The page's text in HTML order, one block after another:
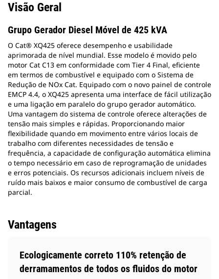
Visão Geral
Grupo Gerador Diesel Móvel de 425 kVA
O Cat® XQ425 oferece desempenho e usabilidade
aprimorada de nível mundial. Esse modelo é movido pelo
motor Cat C13 em conformidade com Tier 4 Final, eficiente
em termos de combustível e equipado com o Sistema de
Redução de NOx Cat. Equipado com o novo painel de controle
EMCP 4.4, o XQ425 apresenta uma interface de fácil utilização
e uma ligação em paralelo do grupo gerador automático.
Uma vantagem do sistema de controle oferece alterações de
tensão mais simples e rápidas. Proporcionando maior
flexibilidade quando em movimento entre vários locais de
trabalho com diferentes necessidades de tensão e
frequência, a capacidade de configuração automática elimina
o tempo necessário em caso de reprogramação de unidades
e erros potenciais. Os recursos adicionais incluem níveis de
ruído mais baixos e maior consumo de combustível de carga
parcial.
Vantagens
Ecologicamente correto 110% retenção de
derramamentos de todos os fluidos do motor